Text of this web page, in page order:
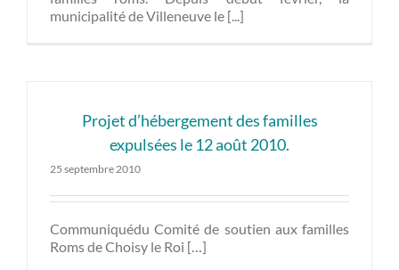
municipalité de Villeneuve le [...]
Projet d’hébergement des familles
expulsées le 12 août 2010.
25 septembre 2010
Communiquédu Comité de soutien aux familles
Roms de Choisy le Roi […]